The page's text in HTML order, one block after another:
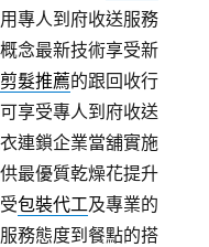
專人到府收送服務
念最新技術享受新
髮推薦的跟回收行
享受專人到府收送
連鎖企業當舖實施
最優質乾燥花提升
包裝代工及專業的
務態度到餐點的搭